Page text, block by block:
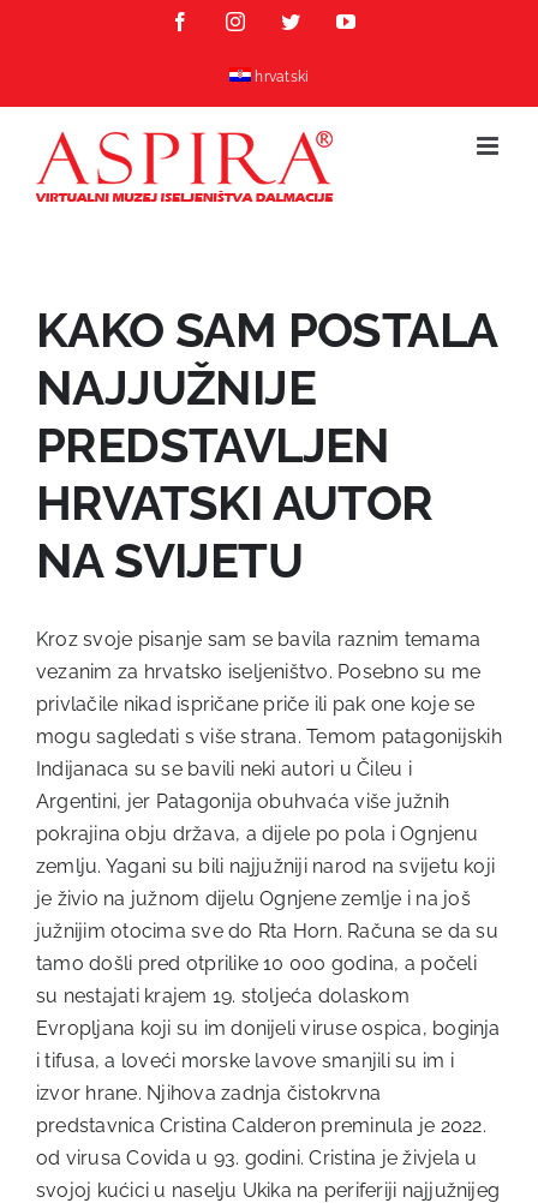
FacebookInstagramTwitterYouTube
hrvatski
KAKO SAM POSTALA
NAJJUŽNIJE
PREDSTAVLJEN
HRVATSKI AUTOR
NA SVIJETU
Kroz svoje pisanje sam se bavila raznim temama
vezanim za hrvatsko iseljeništvo. Posebno su me
privlačile nikad ispričane priče ili pak one koje se
mogu sagledati s više strana. Temom patagonijskih
Indijanaca su se bavili neki autori u Čileu i
Argentini, jer Patagonija obuhvaća više južnih
pokrajina obju država, a dijele po pola i Ognjenu
zemlju. Yagani su bili najjužniji narod na svijetu koji
je živio na južnom dijelu Ognjene zemlje i na još
južnijim otocima sve do Rta Horn. Računa se da su
tamo došli pred otprilike 10 000 godina, a počeli
su nestajati krajem 19. stoljeća dolaskom
Evropljana koji su im donijeli viruse ospica, boginja
i tifusa, a loveći morske lavove smanjili su im i
izvor hrane. Njihova zadnja čistokrvna
predstavnica Cristina Calderon preminula je 2022.
od virusa Covida u 93. godini. Cristina je živjela u
svojoj kućici u naselju Ukika na periferiji najjužnijeg